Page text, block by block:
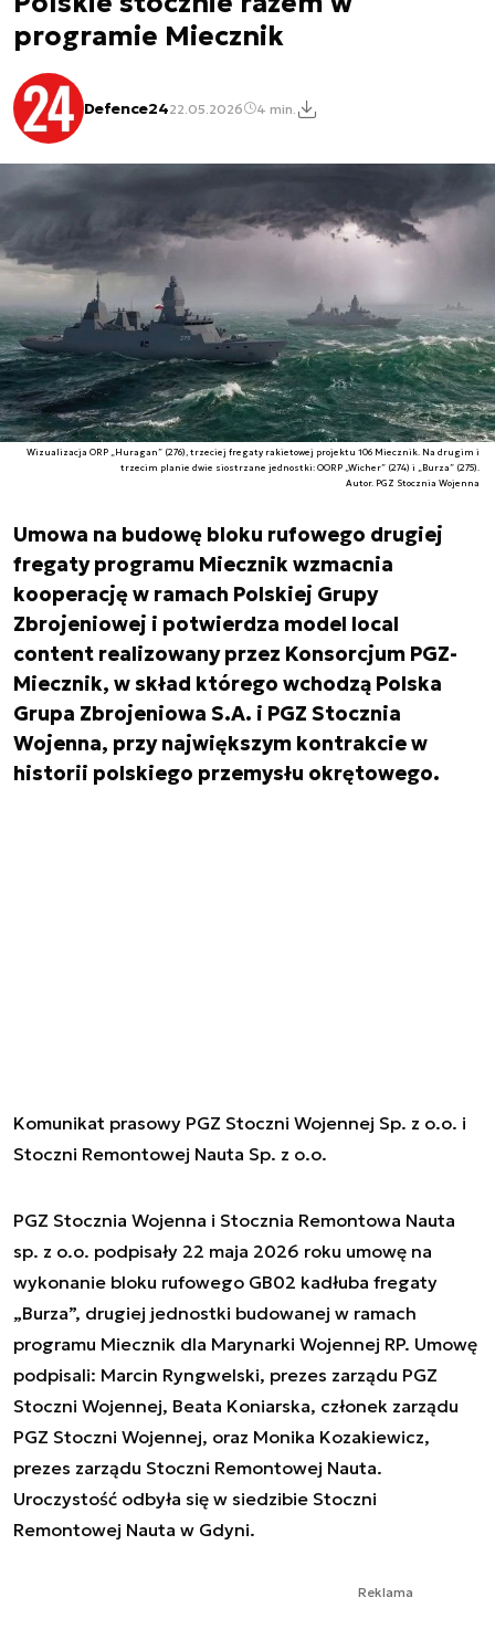
programie Miecznik
Defence2422.05.2026 4 min.
Wizualizacja ORP „Huragan” (276), trzeciej fregaty rakietowej projektu 106 Miecznik. Na drugim i
trzecim planie dwie siostrzane jednostki: OORP „Wicher” (274) i „Burza” (275).
Autor. PGZ Stocznia Wojenna
Umowa na budowę bloku rufowego drugiej
fregaty programu Miecznik wzmacnia
kooperację w ramach Polskiej Grupy
Zbrojeniowej i potwierdza model local
content realizowany przez Konsorcjum PGZ-
Miecznik, w skład którego wchodzą Polska
Grupa Zbrojeniowa S.A. i PGZ Stocznia
Wojenna, przy największym kontrakcie w
historii polskiego przemysłu okrętowego.
Komunikat prasowy PGZ Stoczni Wojennej Sp. z o.o. i
Stoczni Remontowej Nauta Sp. z o.o.
PGZ Stocznia Wojenna i Stocznia Remontowa Nauta
sp. z o.o. podpisały 22 maja 2026 roku umowę na
wykonanie bloku rufowego GB02 kadłuba fregaty
„Burza”, drugiej jednostki budowanej w ramach
programu Miecznik dla Marynarki Wojennej RP. Umowę
podpisali: Marcin Ryngwelski, prezes zarządu PGZ
Stoczni Wojennej, Beata Koniarska, członek zarządu
PGZ Stoczni Wojennej, oraz Monika Kozakiewicz,
prezes zarządu Stoczni Remontowej Nauta.
Uroczystość odbyła się w siedzibie Stoczni
Remontowej Nauta w Gdyni.
Reklama